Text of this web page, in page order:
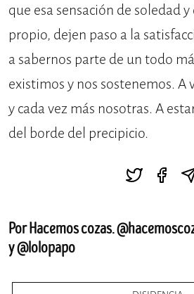
que esa sensación de soledad
propio, dejen paso a la
a sabernos parte de un todo
existimos y nos sostenemos. A
y cada vez más nosotras. A
del borde del precipicio.
Por Hacemos cozas.
y @lolopapo